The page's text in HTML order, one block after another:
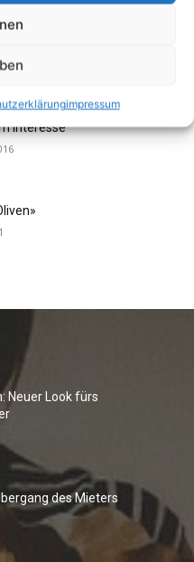
impressum
Wenn Mieter ihre
nur bei
Interesse
Neuer Look fürs
des Mieters